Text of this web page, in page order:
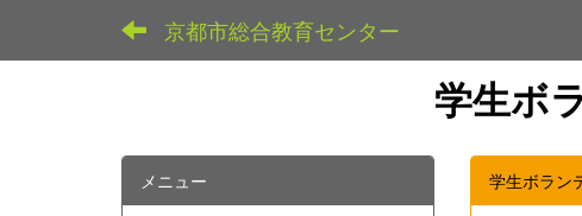
京都市総合教育センター
学生ボ
学生ボラン
メニュー